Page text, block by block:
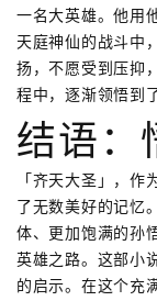
一名大英雄。他用
天庭神仙的战斗中
扬，不愿受到压抑
程中，逐渐领悟到
结语：
「齐天大圣」，
了无数美好的记忆
体、更加饱满的孙
英雄之路。这部小
的启示。在这个充